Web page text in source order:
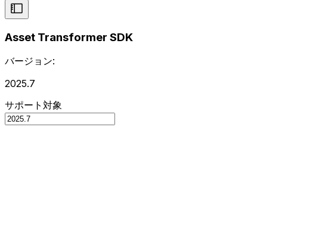
Asset Transformer SDK
バージョン:
2025.7
サポート対象